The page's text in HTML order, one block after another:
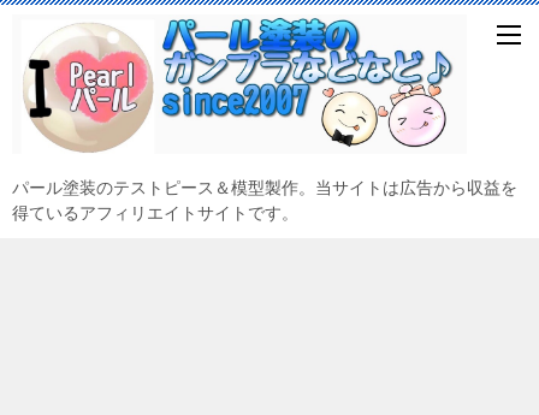
パール塗装のテストピース＆模型製作。当サイトは広告から収益を
得ているアフィリエイトサイトです。